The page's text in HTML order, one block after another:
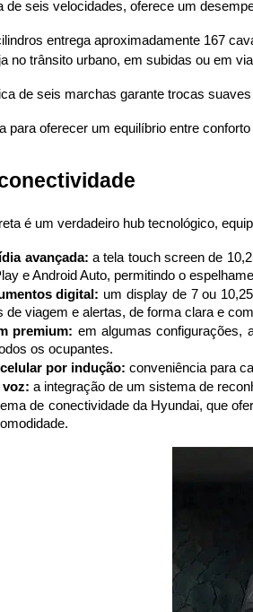
de seis velocidades, oferece um
entrega aproximadamente 167
no trânsito urbano, em subidas ou em
de seis marchas garante trocas
para oferecer um equilíbrio entre
é um verdadeiro hub tecnológico,
avançada: a tela touch screen de
e Android Auto, permitindo o
digital: um display de 7 ou
de viagem e alertas, de forma clara e
premium: em algumas configurações,
os ocupantes.
por indução: conveniência para
voz: a integração de um sistema de
de conectividade da Hyundai, que